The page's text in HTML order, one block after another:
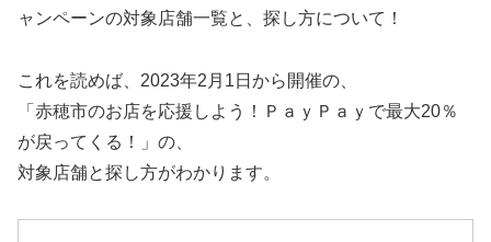
ャンペーンの対象店舗一覧と、探し方について！
これを読めば、2023年2月1日から開催の、
「赤穂市のお店を応援しよう！ＰａｙＰａｙで最大20％
が戻ってくる！」の、
対象店舗と探し方がわかります。